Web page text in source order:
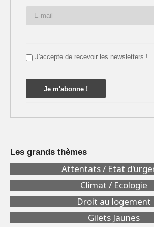
J'accepte de recevoir les newsletters !
Les grands thèmes
Attentats / Etat
Climat / Ecologie
Droit au logement
Gilets Jaunes